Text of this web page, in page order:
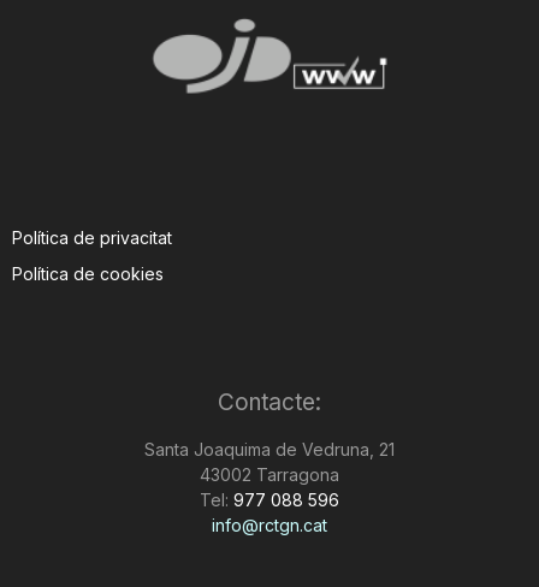
Política de privacitat
Política de cookies
Contacte:
Santa Joaquima de Vedruna, 21
43002 Tarragona
Tel: 977 088 596
info@rctgn.cat